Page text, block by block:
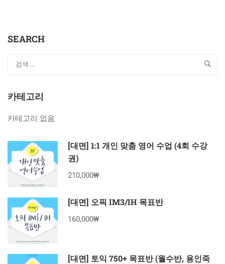
SEARCH
카테고리
카테고리 없음
[대면] 1:1 개인 맞춤 영어 수업 (4회 수강
권)
210,000₩
[대면] 오픽 IM3/IH 목표반
160,000₩
[대면] 토익 750+ 목표반 (월수반, 용인죽